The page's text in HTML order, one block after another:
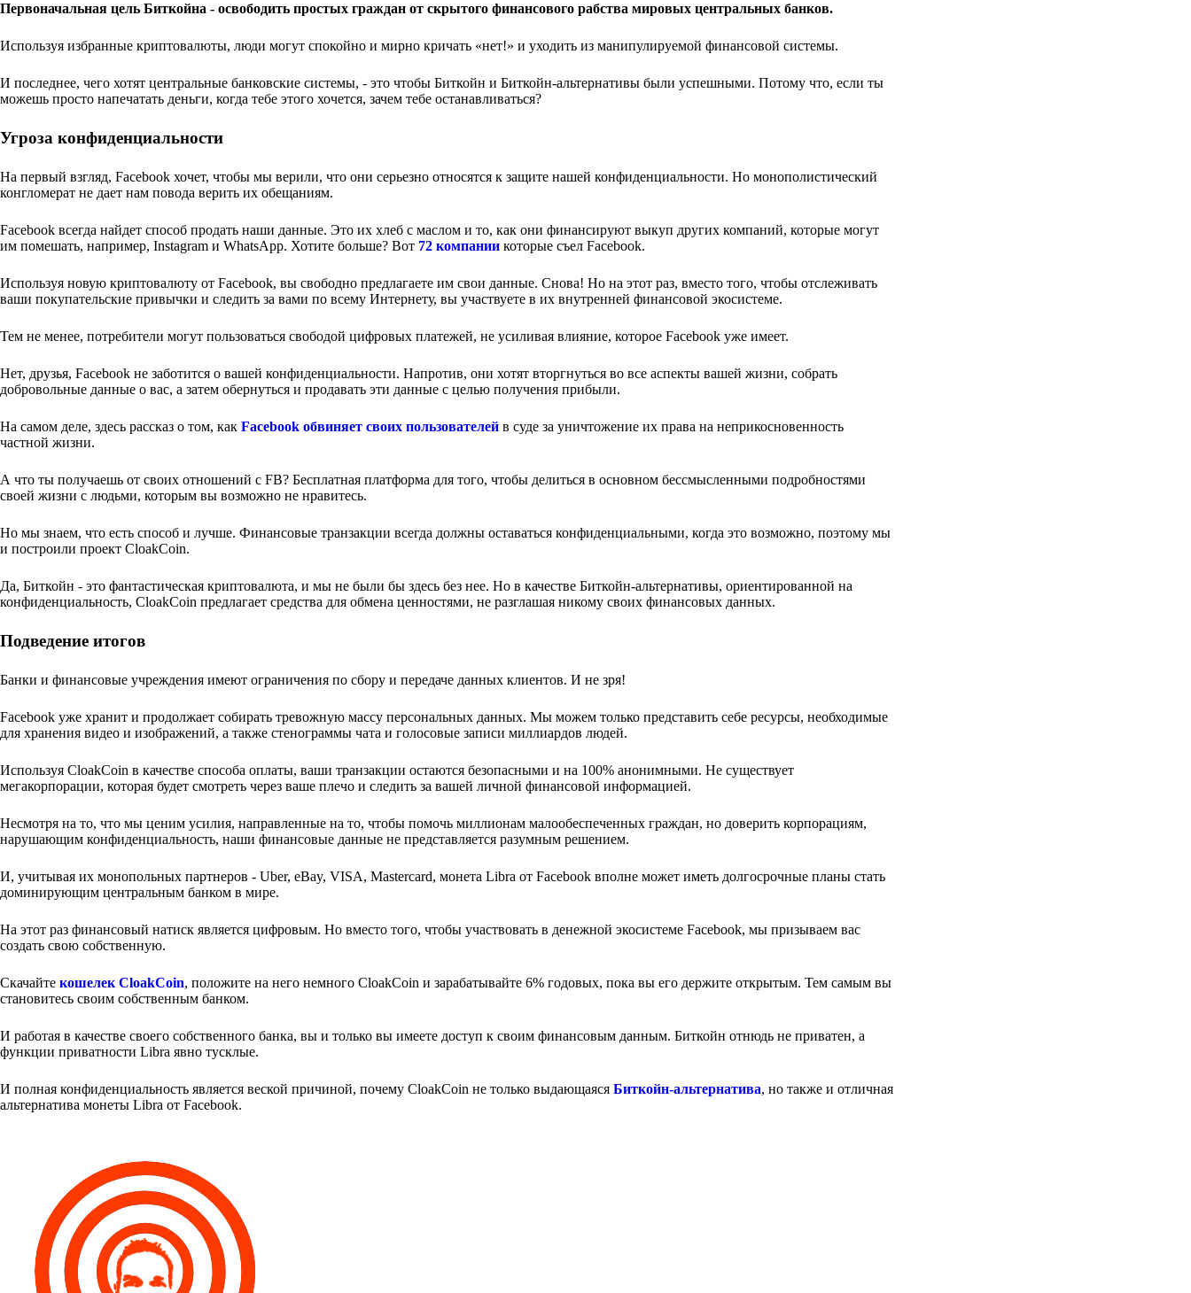
Первоначальная цель Биткойна - освободить простых граждан от скрытого финансового рабства мировых центральных банков.
Используя избранные криптовалюты, люди могут спокойно и мирно кричать «нет!» и уходить из манипулируемой финансовой системы.
И последнее, чего хотят центральные банковские системы, - это чтобы Биткойн и Биткойн-альтернативы были успешными. Потому что, если ты
можешь просто напечатать деньги, когда тебе этого хочется, зачем тебе останавливаться?
Угроза конфиденциальности
На первый взгляд, Facebook хочет, чтобы мы верили, что они серьезно относятся к защите нашей конфиденциальности. Но монополистический
конгломерат не дает нам повода верить их обещаниям.
Facebook всегда найдет способ продать наши данные. Это их хлеб с маслом и то, как они финансируют выкуп других компаний, которые могут
им помешать, например, Instagram и WhatsApp. Хотите больше? Вот 72 компании которые съел Facebook.
Используя новую криптовалюту от Facebook, вы свободно предлагаете им свои данные. Снова! Но на этот раз, вместо того, чтобы отслеживать
ваши покупательские привычки и следить за вами по всему Интернету, вы участвуете в их внутренней финансовой экосистеме.
Тем не менее, потребители могут пользоваться свободой цифровых платежей, не усиливая влияние, которое Facebook уже имеет.
Нет, друзья, Facebook не заботится о вашей конфиденциальности. Напротив, они хотят вторгнуться во все аспекты вашей жизни, собрать
добровольные данные о вас, а затем обернуться и продавать эти данные с целью получения прибыли.
На самом деле, здесь рассказ о том, как Facebook обвиняет своих пользователей в суде за уничтожение их права на неприкосновенность
частной жизни.
А что ты получаешь от своих отношений с FB? Бесплатная платформа для того, чтобы делиться в основном бессмысленными подробностями
своей жизни с людьми, которым вы возможно не нравитесь.
Но мы знаем, что есть способ и лучше. Финансовые транзакции всегда должны оставаться конфиденциальными, когда это возможно, поэтому мы
и построили проект CloakCoin.
Да, Биткойн - это фантастическая криптовалюта, и мы не были бы здесь без нее. Но в качестве Биткойн-альтернативы, ориентированной на
конфиденциальность, CloakCoin предлагает средства для обмена ценностями, не разглашая никому своих финансовых данных.
Подведение итогов
Банки и финансовые учреждения имеют ограничения по сбору и передаче данных клиентов. И не зря!
Facebook уже хранит и продолжает собирать тревожную массу персональных данных. Мы можем только представить себе ресурсы, необходимые
для хранения видео и изображений, а также стенограммы чата и голосовые записи миллиардов людей.
Используя CloakCoin в качестве способа оплаты, ваши транзакции остаются безопасными и на 100% анонимными. Не существует
мегакорпорации, которая будет смотреть через ваше плечо и следить за вашей личной финансовой информацией.
Несмотря на то, что мы ценим усилия, направленные на то, чтобы помочь миллионам малообеспеченных граждан, но доверить корпорациям,
нарушающим конфиденциальность, наши финансовые данные не представляется разумным решением.
И, учитывая их монопольных партнеров - Uber, eBay, VISA, Mastercard, монета Libra от Facebook вполне может иметь долгосрочные планы стать
доминирующим центральным банком в мире.
На этот раз финансовый натиск является цифровым. Но вместо того, чтобы участвовать в денежной экосистеме Facebook, мы призываем вас
создать свою собственную.
Скачайте кошелек CloakCoin, положите на него немного CloakCoin и зарабатывайте 6% годовых, пока вы его держите открытым. Тем самым вы
становитесь своим собственным банком.
И работая в качестве своего собственного банка, вы и только вы имеете доступ к своим финансовым данным. Биткойн отнюдь не приватен, а
функции приватности Libra явно тусклые.
И полная конфиденциальность является веской причиной, почему CloakCoin не только выдающаяся Биткойн-альтернатива, но также и отличная
альтернатива монеты Libra от Facebook.